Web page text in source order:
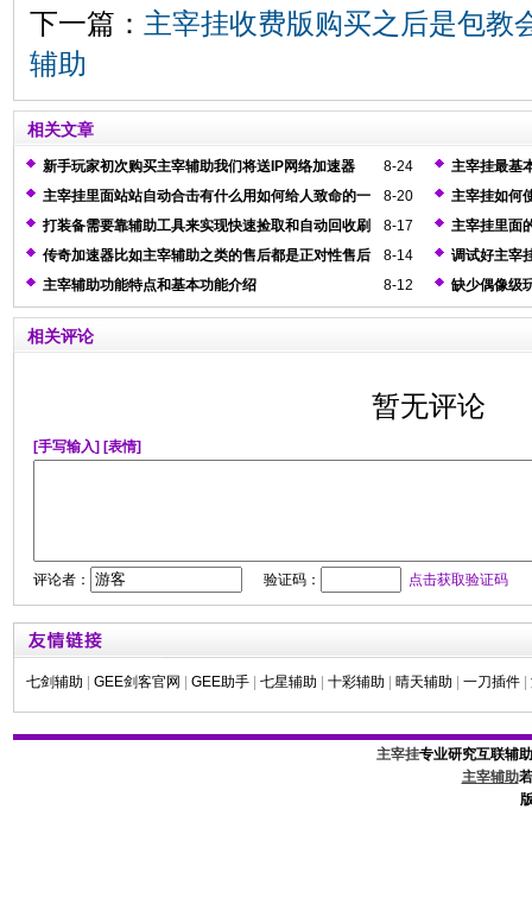
下一篇： 主宰挂收费版购买之后是包教
辅助
相关文章
8-24
新手玩家初次购买主宰辅助我们将送IP网络加速器
主宰挂最基
验
8-20
主宰挂里面站站自动合击有什么用如何给人致命的一
刀
主宰挂如何
8-17
打装备需要靠辅助工具来实现快速捡取和自动回收刷
元宝功能
主宰挂里面
8-14
传奇加速器比如主宰辅助之类的售后都是正对性售后
调试好主宰
好的调试方
8-12
主宰辅助功能特点和基本功能介绍 缺少偶像级
相关评论
暂无评论
[手写输入] [表情]
评论者： 验证码： 点击获取验证码
七剑辅助 GEE剑客官网 GEE助手 七星辅助 十彩辅助 晴天辅助 一刀插件
主宰挂专业研究互联辅
主宰辅助